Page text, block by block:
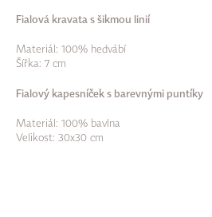
Fialová kravata s šikmou linií
Materiál: 100% hedvábí
Šířka: 7 cm
Fialový kapesníček s barevnými puntíky
Materiál: 100% bavlna
Velikost: 30x30 cm